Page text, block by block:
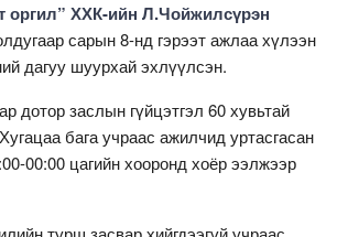
оргил” ХХК-ийн Л.Чойжилсүрэн
сарын 8-нд гэрээт ажлаа хүлээн
дагуу шуурхай эхлүүлсэн.
дотор заслын гүйцэтгэл 60 хувьтай
бага учраас ажилчид уртасгасан
00:00 цагийн хооронд хоёр ээлжээр